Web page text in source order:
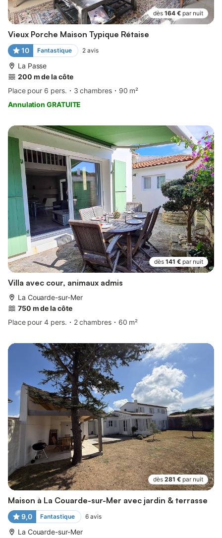
dès 164 € par nuit
Vieux Porche Maison Typique Rétaise
10 Fantastique 2 avis
La Passe
200 m de la côte
Place pour 6 pers.
3 chambres
90 m²
Annulation GRATUITE
dès 141 € par nuit
Villa avec cour, animaux admis
La Couarde-sur-Mer
750 m de la côte
Place pour 4 pers.
2 chambres 60 m²
dès 281 € par nuit
Maison à La Couarde-sur-Mer avec jardin & terrasse
9,0 Fantastique 6 avis
La Couarde-sur-Mer